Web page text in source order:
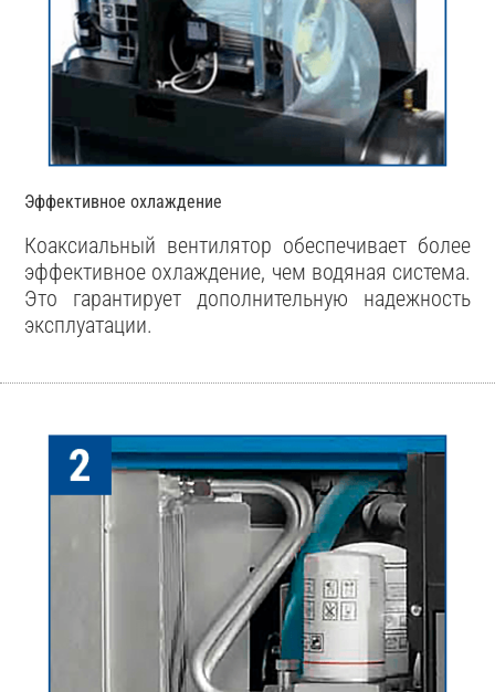
Эффективное охлаждение
Коаксиальный вентилятор обеспечивает более
эффективное охлаждение, чем водяная система.
Это гарантирует дополнительную надежность
эксплуатации.